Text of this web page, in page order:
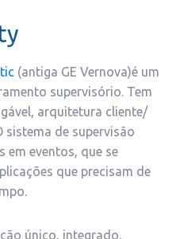
(antiga GE Vernova)é um
supervisório. Tem
arquitetura cliente/
sistema de supervisão
em eventos, que se
que precisam de
único, integrado,